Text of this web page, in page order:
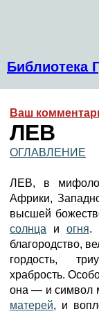
Библиотека
Ваш
ЛЕВ
ОГЛАВЛЕНИЕ
ЛЕВ, в
Африки,
высшей
солнца и огня.
благородство,
гордость,
храбрость.
она — и символ
матерей, и